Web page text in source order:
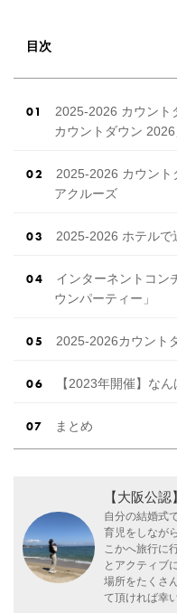
目次
2025-2026 カウント
カウントダウン 2026
2025-2026 カウント
アクルーズ
2025-2026 ホテルで
インターネントコン
ウンパーティー」
2025-2026カウント
【2023年開催】な
まとめ
【大阪公認
自分の結婚式
育児をしなが
こかへ旅行に
とアクティブ
場所をたくさ
て頂ければ幸